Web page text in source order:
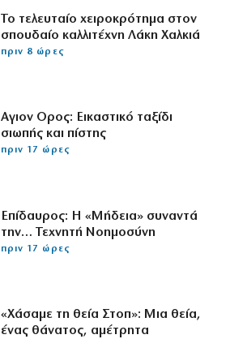
Το τελευταίο χειροκρότημα στον
σπουδαίο καλλιτέχνη Λάκη Χαλκιά
πριν 8 ώρες
Αγιον Ορος: Εικαστικό ταξίδι
σιωπής και πίστης
πριν 17 ώρες
Επίδαυρος: Η «Μήδεια» συναντά
την… Τεχνητή Νοημοσύνη
πριν 17 ώρες
«Χάσαμε τη θεία Στοπ»: Μια θεία,
ένας θάνατος, αμέτρητα